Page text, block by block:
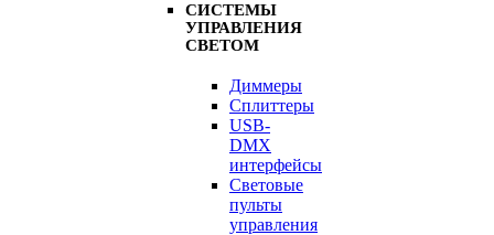
СИСТЕМЫ
УПРАВЛЕНИЯ
СВЕТОМ
Диммеры
Сплиттеры
USB-
DMX
интерфейсы
Световые
пульты
управления